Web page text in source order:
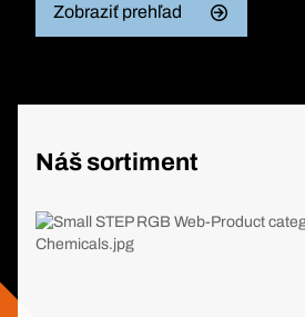
Zobraziť prehľad
Náš sortiment